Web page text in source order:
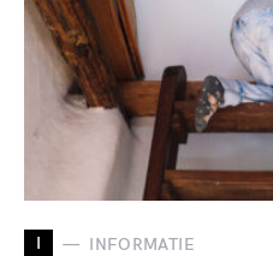
I INFORMATIE